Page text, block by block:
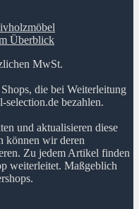
Überblick
MwSt.
die bei Weiterleitung
selection.de bezahlen.
und aktualisieren diese
können wir deren
Zu jedem Artikel finden
weiterleitet. Maßgeblich